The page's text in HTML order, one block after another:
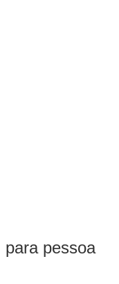
para pessoa